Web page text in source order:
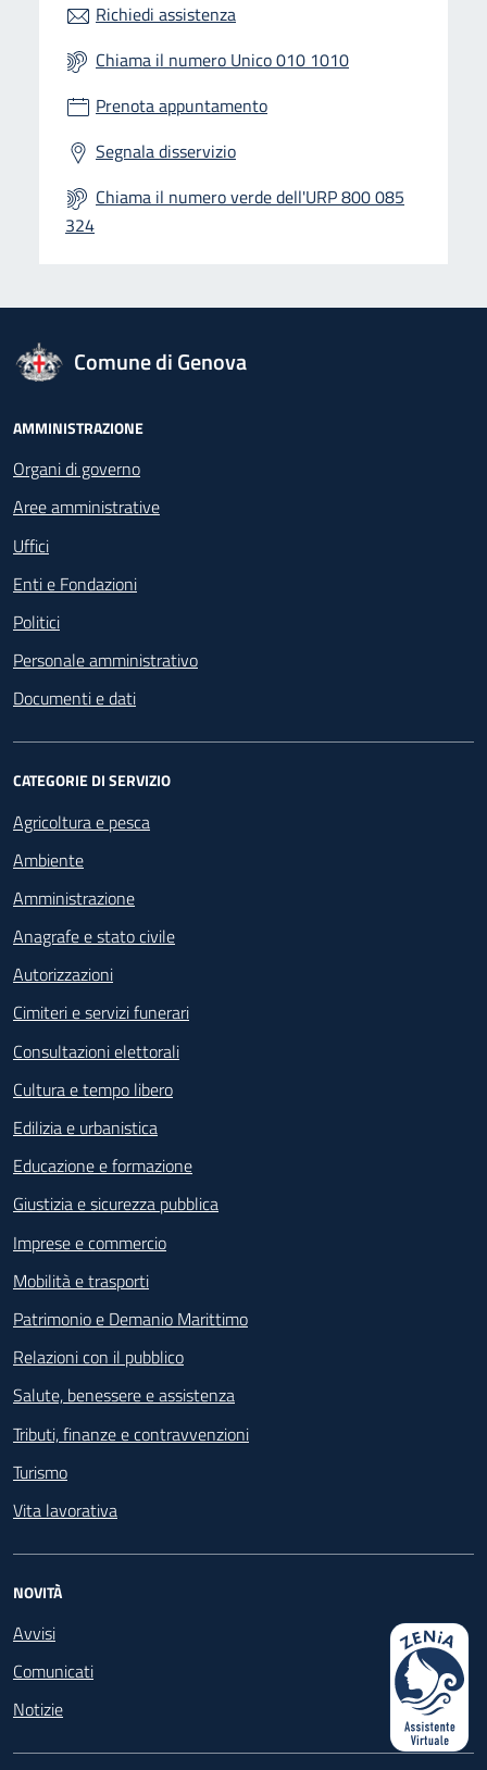
Richiedi assistenza
Chiama il numero Unico 010 1010
Prenota appuntamento
Segnala disservizio
Chiama il numero verde dell'URP 800 085
324
logo Unione Europea
Comune di Genova
Footer - Navigazione
AMMINISTRAZIONE
Organi di governo
Aree amministrative
Uffici
Enti e Fondazioni
Politici
Personale amministrativo
Documenti e dati
CATEGORIE DI SERVIZIO
Agricoltura e pesca
Ambiente
Amministrazione
Anagrafe e stato civile
Autorizzazioni
Cimiteri e servizi funerari
Consultazioni elettorali
Cultura e tempo libero
Edilizia e urbanistica
Educazione e formazione
Giustizia e sicurezza pubblica
Imprese e commercio
Mobilità e trasporti
Patrimonio e Demanio Marittimo
Relazioni con il pubblico
Salute, benessere e assistenza
Tributi, finanze e contravvenzioni
Turismo
Vita lavorativa
NOVITÀ
Avvisi
Comunicati
Notizie